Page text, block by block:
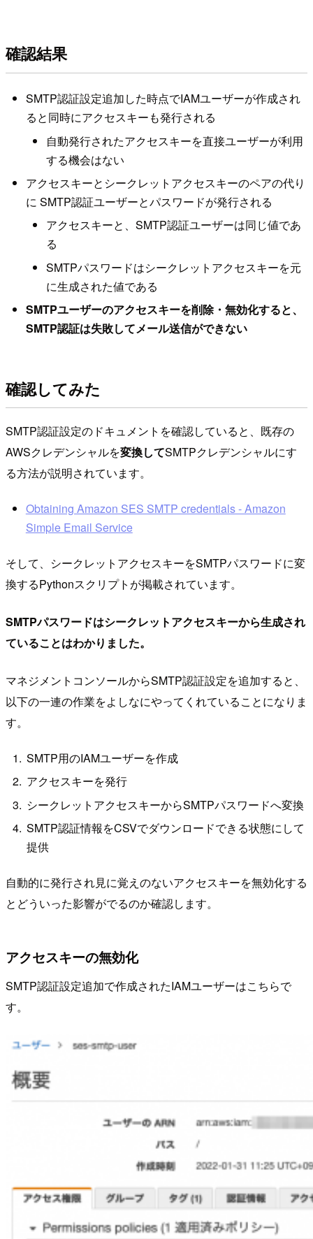
確認結果
SMTP認証設定追加した時点でIAMユーザーが作成され
ると同時にアクセスキーも発行される
自動発行されたアクセスキーを直接ユーザーが利用
する機会はない
アクセスキーとシークレットアクセスキーのペアの代り
に SMTP認証ユーザーとパスワードが発行される
アクセスキーと、SMTP認証ユーザーは同じ値であ
る
SMTPパスワードはシークレットアクセスキーを元
に生成された値である
SMTPユーザーのアクセスキーを削除・無効化すると、
SMTP認証は失敗してメール送信ができない
確認してみた
SMTP認証設定のドキュメントを確認していると、既存の
AWSクレデンシャルを変換してSMTPクレデンシャルにす
る方法が説明されています。
Obtaining Amazon SES SMTP credentials - Amazon
Simple Email Service
そして、シークレットアクセスキーをSMTPパスワードに変
換するPythonスクリプトが掲載されています。
SMTPパスワードはシークレットアクセスキーから生成され
ていることはわかりました。
マネジメントコンソールからSMTP認証設定を追加すると、
以下の一連の作業をよしなにやってくれていることになりま
す。
SMTP用のIAMユーザーを作成
アクセスキーを発行
シークレットアクセスキーからSMTPパスワードへ変換
SMTP認証情報をCSVでダウンロードできる状態にして
提供
自動的に発行され見に覚えのないアクセスキーを無効化する
とどういった影響がでるのか確認します。
アクセスキーの無効化
SMTP認証設定追加で作成されたIAMユーザーはこちらで
す。